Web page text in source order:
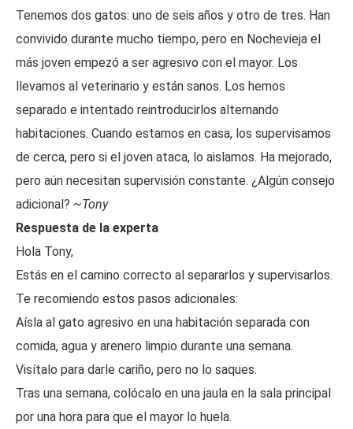
Tenemos dos gatos: uno de seis años y otro de tres. Han
convivido durante mucho tiempo, pero en Nochevieja el
más joven empezó a ser agresivo con el mayor. Los
llevamos al veterinario y están sanos. Los hemos
separado e intentado reintroducirlos alternando
habitaciones. Cuando estamos en casa, los supervisamos
de cerca, pero si el joven ataca, lo aislamos. Ha mejorado,
pero aún necesitan supervisión constante. ¿Algún consejo
adicional? ~Tony
Respuesta de la experta
Hola Tony,
Estás en el camino correcto al separarlos y supervisarlos.
Te recomiendo estos pasos adicionales:
Aísla al gato agresivo en una habitación separada con
comida, agua y arenero limpio durante una semana.
Visítalo para darle cariño, pero no lo saques.
Tras una semana, colócalo en una jaula en la sala principal
por una hora para que el mayor lo huela.